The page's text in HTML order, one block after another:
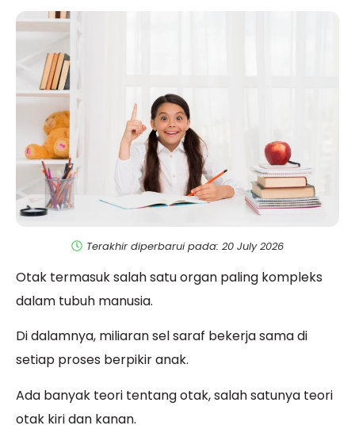
Terakhir diperbarui pada: 20 July 2026
Otak termasuk salah satu organ paling kompleks
dalam tubuh manusia.
Di dalamnya, miliaran sel saraf bekerja sama di
setiap proses berpikir anak.
Ada banyak teori tentang otak, salah satunya teori
otak kiri dan kanan.